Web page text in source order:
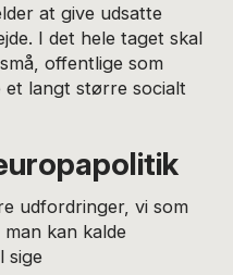
at give udsatte
I det hele taget skal
offentlige som
et langt større socialt
udfordringer, vi som
kan kalde
sige